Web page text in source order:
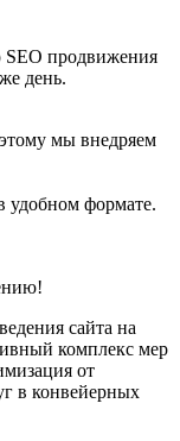
SEO продвижения
день.
мы внедряем
удобном формате.
сайта на
комплекс мер
от
в конвейерных